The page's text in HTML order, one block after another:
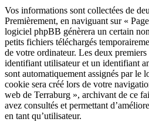
Vos informations sont collectées de
Premièrement, en naviguant sur «
logiciel phpBB génèrera un certain
petits fichiers téléchargés
de votre ordinateur. Les deux
identifiant utilisateur et un identifiant
sont automatiquement assignés par
cookie sera créé lors de votre
web de Terraburg », archivant de ce
avez consultés et permettant
en tant qu’utilisateur.